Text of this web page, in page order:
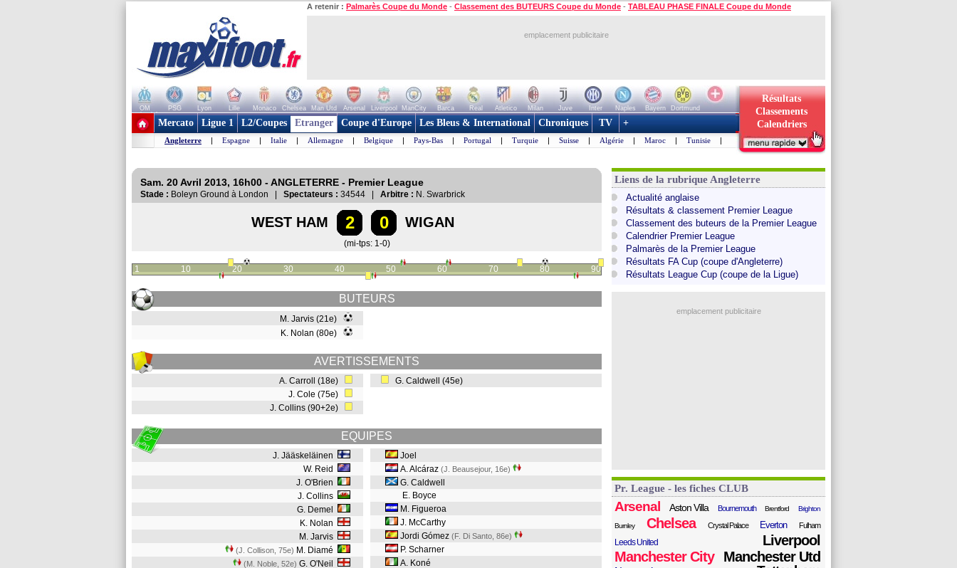
A retenir : Palmarès Coupe du Monde - Classement des BUTEURS Coupe du Monde - TABLEAU PHASE FINALE Coupe du Monde
emplacement publicitaire
OM PSG Lyon Lille Monaco Chelsea Man Utd Arsenal Liverpool ManCity Barca Real Atletico Milan Juve Inter Naples Bayern
Dortmund
+ de clubs
Résultats
Classements
Calendriers
Mercato Ligue 1 L2/Coupes Etranger Coupe d'Europe Les Bleus & International Chroniques TV +
Angleterre | Espagne | Italie | Allemagne | Belgique | Pays-Bas | Portugal | Turquie | Suisse | Algérie | Maroc | Tunisie |
Sam. 20 Avril 2013, 16h00 - ANGLETERRE - Premier League
Stade : Boleyn Ground à London | Spectateurs : 34544 | Arbitre : N. Swarbrick
WEST HAM 2 0 WIGAN
(mi-tps: 1-0)
1 10 20 30 40 50 60 70 80 90
BUTEURS
M. Jarvis (21e)
K. Nolan (80e)
AVERTISSEMENTS
A. Carroll (18e)
J. Cole (75e)
J. Collins (90+2e)
G. Caldwell (45e)
EQUIPES
J. Jääskeläinen
W. Reid
J. O'Brien
J. Collins
G. Demel
K. Nolan
M. Jarvis
(J. Collison, 75e) M. Diamé
(M. Noble, 52e) G. O'Neil
Joel
A. Alcáraz (J. Beausejour, 16e)
G. Caldwell
E. Boyce
M. Figueroa
J. McCarthy
Jordi Gómez (F. Di Santo, 86e)
P. Scharner
A. Koné
Liens de la rubrique Angleterre
Actualité anglaise
Résultats & classement Premier League
Classement des buteurs de la Premier League
Calendrier Premier League
Palmarès de la Premier League
Résultats FA Cup (coupe d'Angleterre)
Résultats League Cup (coupe de la Ligue)
emplacement publicitaire
Pr. League - les fiches CLUB
Arsenal Aston Villa Bournemouth Brentford Brighton
Burnley Chelsea Crystal Palace Everton Fulham
Leeds United
Liverpool
Manchester City
Manchester Utd